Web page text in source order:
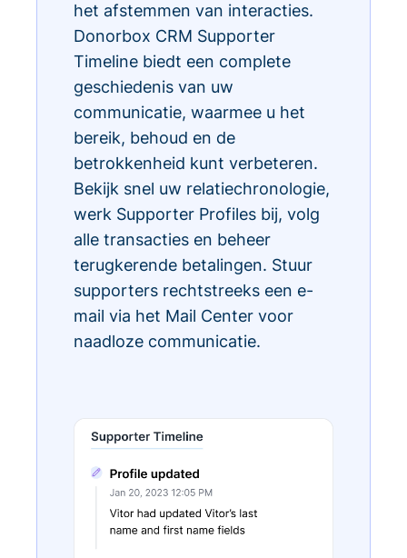
het afstemmen van interacties.
Donorbox CRM Supporter
Timeline biedt een complete
geschiedenis van uw
communicatie, waarmee u het
bereik, behoud en de
betrokkenheid kunt verbeteren.
Bekijk snel uw relatiechronologie,
werk Supporter Profiles bij, volg
alle transacties en beheer
terugkerende betalingen. Stuur
supporters rechtstreeks een e-
mail via het Mail Center voor
naadloze communicatie.